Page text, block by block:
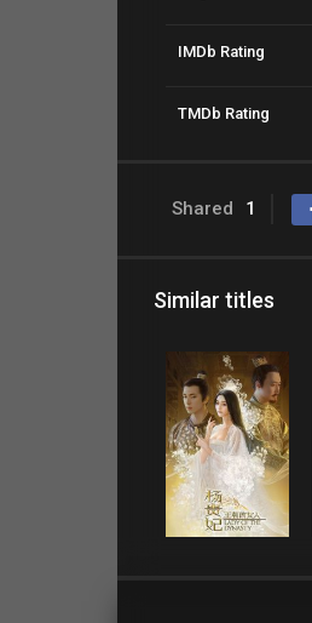
IMDb Rating
TMDb Rating
Shared 1
Similar titles